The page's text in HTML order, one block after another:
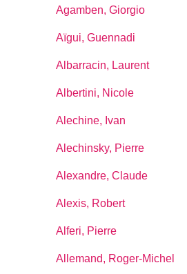
Agamben, Giorgio
Aïgui, Guennadi
Albarracin, Laurent
Albertini, Nicole
Alechine, Ivan
Alechinsky, Pierre
Alexandre, Claude
Alexis, Robert
Alferi, Pierre
Allemand, Roger-Michel